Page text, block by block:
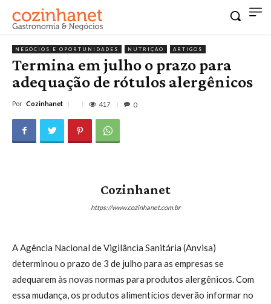
NEGÓCIOS E OPORTUNIDADES NUTRIÇÃO ARTIGOS
Termina em julho o prazo para
adequação de rótulos alergênicos
Por Cozinhanet 417 0
Cozinhanet
https://www.cozinhanet.com.br
A Agência Nacional de Vigilância Sanitária (Anvisa)
determinou o prazo de 3 de julho para as empresas se
adequarem às novas normas para produtos alergênicos. Com
essa mudança, os produtos alimentícios deverão informar no